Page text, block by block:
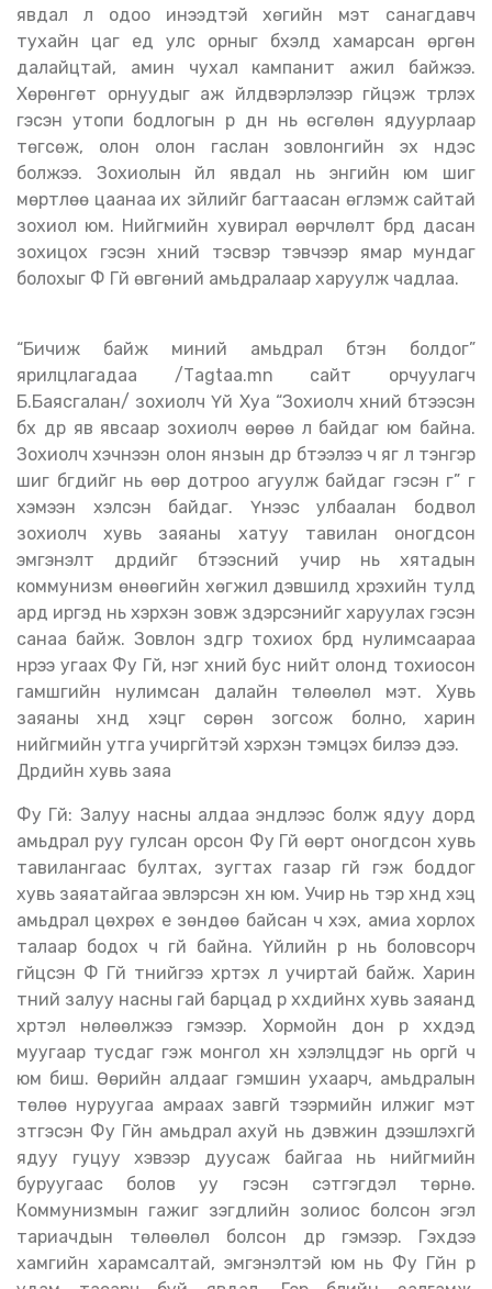
явдал л одоо инээдтэй хөгийн мэт санагдавч
тухайн цаг үед улс орныг бүхэлд хамарсан өргөн
далайцтай, амин чухал кампанит ажил байжээ.
Хөрөнгөт орнуудыг аж үйлдвэрлэлээр гүйцэж түрүүлэх
гэсэн утопи бодлогын үр дүн нь өсгөлөн ядуурлаар
төгсөж, олон олон гаслан зовлонгийн эх үндэс
болжээ. Зохиолын үйл явдал нь энгийн юм шиг
мөртлөө цаанаа их зүйлийг багтаасан өгүүлэмж сайтай
зохиол юм. Нийгмийн хувирал өөрчлөлт бүрд дасан
зохицох гэсэн хүний тэсвэр тэвчээр ямар мундаг
болохыг Фү Гүй өвгөний амьдралаар харуулж чадлаа.
“Бичиж байж миний амьдрал бүтэн болдог”
ярилцлагадаа /Таgtaa.mn сайт орчуулагч
Б.Баясгалан/ зохиолч Үй Хуа “Зохиолч хүний бүтээсэн
бүх дүр яв явсаар зохиолч өөрөө л байдаг юм байна.
Зохиолч хэчнээн олон янзын дүр бүтээлээ ч яг л тэнгэр
шиг бүгдийг нь өөр дотроо агуулж байдаг гэсэн үг” үг
хэмээн хэлсэн байдаг. Үүнээс улбаалан бодвол
зохиолч хувь заяаны хатуу тавилан оногдсон
эмгэнэлт дүрүүдийг бүтээсний учир нь хятадын
коммунизм өнөөгийн хөгжил дэвшилд хүрэхийн тулд
ард иргэд нь хэрхэн зовж зүдэрсэнийг харуулах гэсэн
санаа байж. Зовлон зүдгүүр тохиох бүрд нулимсаараа
нүүрээ угаах Фу Гүй, нэг хүний бус нийт олонд тохиосон
гамшгийн нулимсан далайн төлөөлөл мэт. Хувь
заяаны хүнд хэцүүг сөрөн зогсож болно, харин
нийгмийн утга учиргүйтэй хэрхэн тэмцэх билээ дээ.
Дүрүүдийн хувь заяа
Фу Гүй: Залуу насны алдаа эндлээс болж ядуу дорд
амьдрал руу гулсан орсон Фу Гүй өөрт оногдсон хувь
тавилангаас бултах, зугтах газар үгүй гэж боддог
хувь заяатайгаа эвлэрсэн хүн юм. Учир нь тэр хүнд хэцүү
амьдрал цөхрөх үе зөндөө байсан ч үхэх, амиа хорлох
талаар бодох ч үгүй байна. Үйлийн үр нь боловсорч
гүйцсэн Фү Гүй түүнийгээ хүртэх л учиртай байж. Харин
түүний залуу насны гай барцад үр хүүхдийнх хувь заяанд
хүртэл нөлөөлжээ гэмээр. Хормойн дон үр хүүхдэд
муугаар тусдаг гэж монгол хүн хэлэлцдэг нь оргүй ч
юм биш. Өөрийн алдааг гэмшин ухаарч, амьдралын
төлөө нуруугаа амраах завгүй тээрмийн илжиг мэт
зүтгэсэн Фу Гүйн амьдрал ахуй нь дэвжин дээшлэхгүй
ядуу гуцуу хэвээр дуусаж байгаа нь нийгмийн
буруугаас болов уу гэсэн сэтгэгдэл төрнө.
Коммунизмын гажиг үзэгдлийн золиос болсон эгэл
тариачдын төлөөлөл болсон дүр гэмээр. Гэхдээ
хамгийн харамсалтай, эмгэнэлтэй юм нь Фу Гүйн үр